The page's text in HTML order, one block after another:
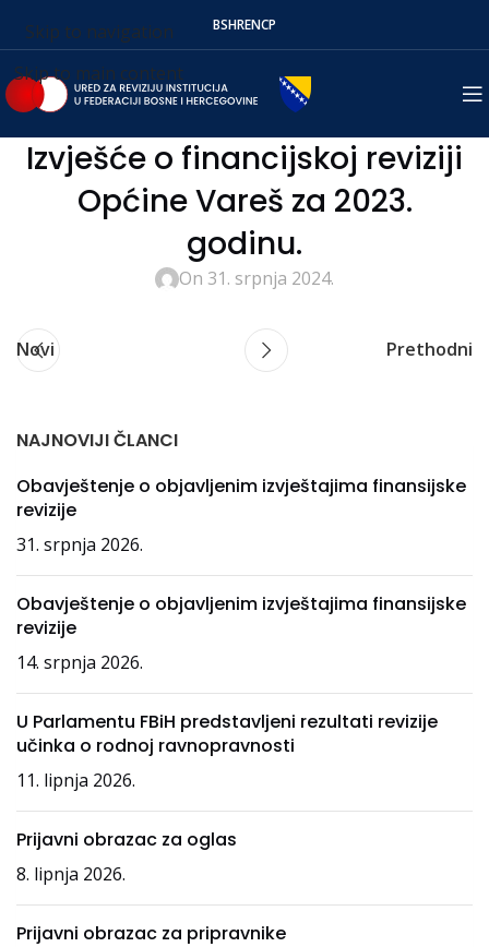
Skip to navigation
Skip to main content
BSHRENСР
Izvješće o financijskoj reviziji
Općine Vareš za 2023.
godinu.
On 31. srpnja 2024.
Novi Prethodni
NAJNOVIJI ČLANCI
Obavještenje o objavljenim izvještajima finansijske
revizije
31. srpnja 2026.
Obavještenje o objavljenim izvještajima finansijske
revizije
14. srpnja 2026.
U Parlamentu FBiH predstavljeni rezultati revizije
učinka o rodnoj ravnopravnosti
11. lipnja 2026.
Prijavni obrazac za oglas
8. lipnja 2026.
Prijavni obrazac za pripravnike